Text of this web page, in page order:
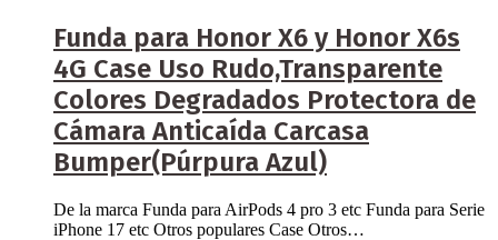
Funda para Honor X6 y Honor X6s
4G Case Uso Rudo,Transparente
Colores Degradados Protectora de
Cámara Anticaída Carcasa
Bumper(Púrpura Azul)
De la marca Funda para AirPods 4 pro 3 etc Funda para Serie
iPhone 17 etc Otros populares Case Otros…